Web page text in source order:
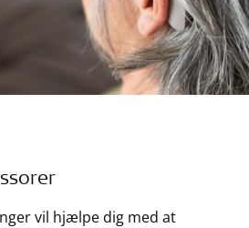
vil hjælpe dig med at